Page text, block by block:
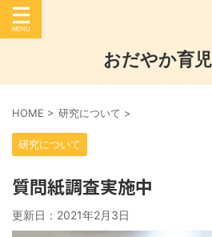
おだやか育
HOME > 研究について >
研究について
質問紙調査実施中
更新日： 2021年2月3日